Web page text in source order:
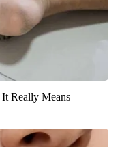
Really Means